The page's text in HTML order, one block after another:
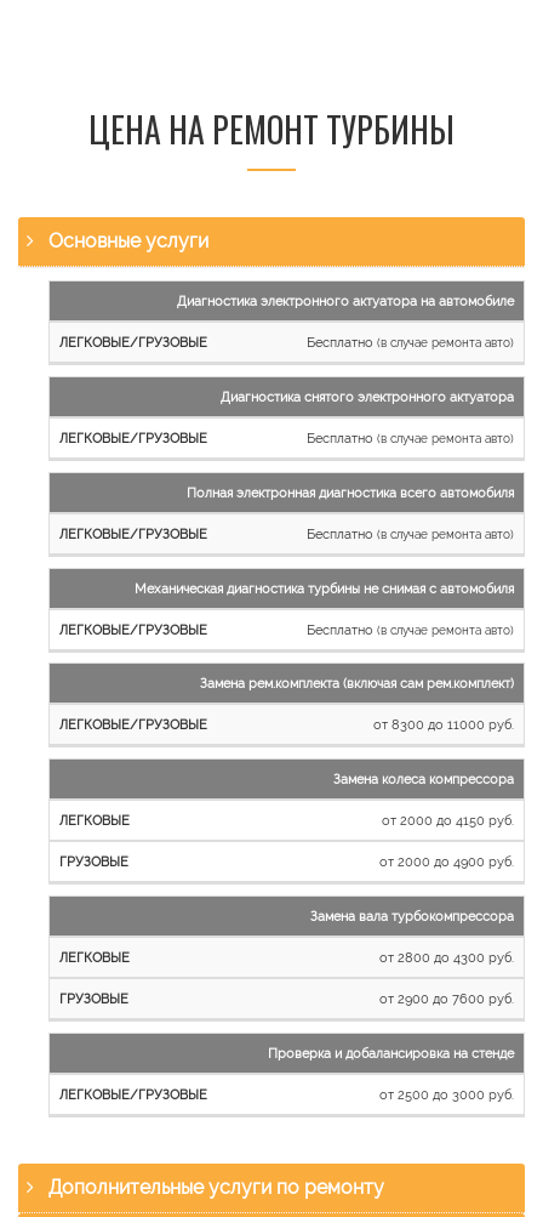
ЦЕНА НА РЕМОНТ ТУРБИНЫ
Основные услуги
работы
Легковые
и
Грузовые
автомобили
Диагностика электронного актуатора на автомобиле
Бесплатно (в случае ремонта авто)
Диагностика снятого электронного актуатора
Бесплатно (в случае ремонта авто)
Полная электронная диагностика всего автомобиля
Бесплатно (в случае ремонта авто)
Механическая диагностика турбины не снимая с автомобиля
Бесплатно (в случае ремонта авто)
Замена рем.комплекта (включая сам рем.комплект)
от 8300 до 11000 руб.
Замена колеса компрессора
от 2000 до 4150 руб.
от 2000 до 4900 руб.
Замена вала турбокомпрессора
от 2800 до 4300 руб.
от 2900 до 7600 руб.
Проверка и добалансировка на стенде
от 2500 до 3000 руб.
Дополнительные услуги по ремонту